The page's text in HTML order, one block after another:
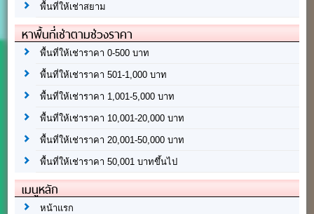
พื้นที่ให้เช่าสยาม
หาพื้นที่เช่าตามช่วงราคา
พื้นที่ให้เช่าราคา 0-500 บาท
พื้นที่ให้เช่าราคา 501-1,000 บาท
พื้นที่ให้เช่าราคา 1,001-5,000 บาท
พื้นที่ให้เช่าราคา 10,001-20,000 บาท
พื้นที่ให้เช่าราคา 20,001-50,000 บาท
พื้นที่ให้เช่าราคา 50,001 บาทขึ้นไป
เมนูหลัก
หน้าแรก